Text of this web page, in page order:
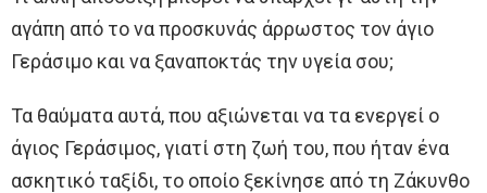
αγάπη από το να προσκυνάς άρρωστος τον άγιο
Γεράσιμο και να ξαναποκτάς την υγεία σου;
Τα θαύματα αυτά, που αξιώνεται να τα ενεργεί ο
άγιος Γεράσιμος, γιατί στη ζωή του, που ήταν ένα
ασκητικό ταξίδι, το οποίο ξεκίνησε από τη Ζάκυνθο